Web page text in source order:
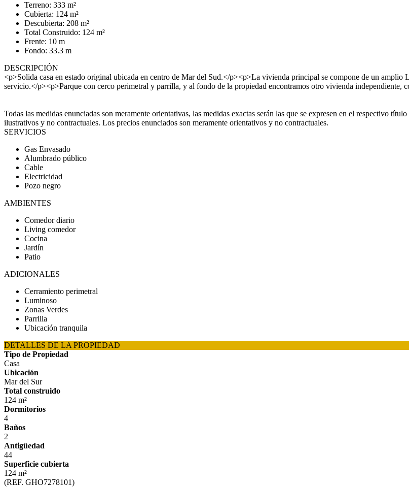
Terreno: 333 m²
Cubierta: 124 m²
Descubierta: 208 m²
Total Construido: 124 m²
Frente: 10 m
Fondo: 33.3 m
DESCRIPCIÓN
<p>Solida casa en estado original ubicada en centro de Mar del Sud.</p><p>La vivienda principal se compone de un
servicio.</p><p>Parque con cerco perimetral y parrilla, y al fondo de la propiedad encontramos otro vivienda
Todas las medidas enunciadas son meramente orientativas, las medidas exactas serán las que se expresen en el respectivo
ilustrativos y no contractuales. Los precios enunciados son meramente orientativos y no contractuales.
SERVICIOS
Gas Envasado
Alumbrado público
Cable
Electricidad
Pozo negro
AMBIENTES
Comedor diario
Living comedor
Cocina
Jardín
Patio
ADICIONALES
Cerramiento perimetral
Luminoso
Zonas Verdes
Parrilla
Ubicación tranquila
DETALLES DE LA PROPIEDAD
Tipo de Propiedad
Casa
Ubicación
Mar del Sur
Total construido
124 m²
Dormitorios
4
Baños
2
Antigüedad
44
Superficie cubierta
124 m²
(REF. GHO7278101)